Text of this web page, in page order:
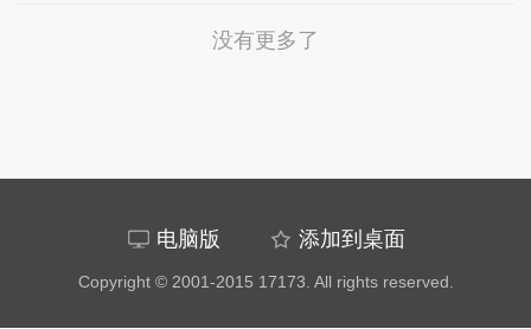
没有更多了
电脑版 添加到桌面
Copyright © 2001-2015 17173. All rights reserved.